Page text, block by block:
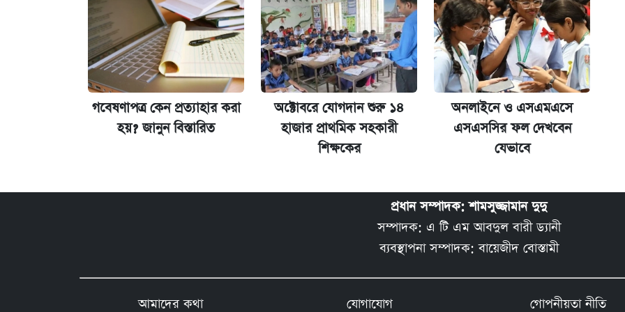
গবেষণাপত্র কেন প্রত্যাহার করা
হয়? জানুন বিস্তারিত
অক্টোবরে যোগদান শুরু ১৪
হাজার প্রাথমিক সহকারী
শিক্ষকের
অনলাইনে ও এসএমএসে
এসএসসির ফল দেখবেন
যেভাবে
প্রধান সম্পাদক: শামসুজ্জামান দুদু
সম্পাদক: এ টি এম আবদুল বারী ড্যানী
ব্যবস্থাপনা সম্পাদক: বায়েজীদ বোস্তামী
আমাদের কথা যোগাযোগ গোপনীয়তা নীতি